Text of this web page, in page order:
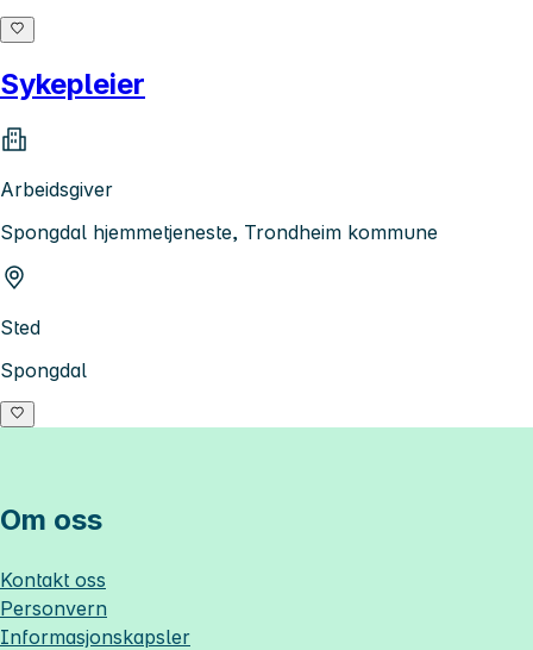
Sykepleier
Arbeidsgiver
Spongdal hjemmetjeneste, Trondheim kommune
Sted
Spongdal
Om oss
Kontakt oss
Personvern
Informasjonskapsler